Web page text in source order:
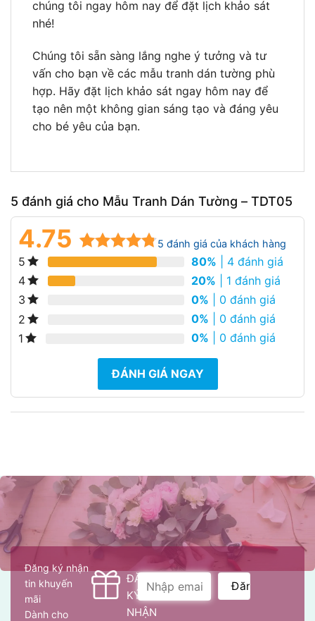
chúng tôi ngay hôm nay để đặt lịch khảo sát
nhé!
Chúng tôi sẵn sàng lắng nghe ý tưởng và tư
vấn cho bạn về các mẫu tranh dán tường phù
hợp. Hãy đặt lịch khảo sát ngay hôm nay để
tạo nên một không gian sáng tạo và đáng yêu
cho bé yêu của bạn.
5 đánh giá cho Mẫu Tranh Dán Tường – TDT05
4.75
4.75
5 đánh giá của khách hàng
5 80% | 4 đánh giá
4
20% | 1 đánh giá
3
0% | 0 đánh giá
2
0% | 0 đánh giá
1
0% | 0 đánh giá
ĐÁNH GIÁ NGAY
Đăng ký nhận
tin khuyến
mãi
Dành cho
ĐĂNG
KÝ
NHẬN